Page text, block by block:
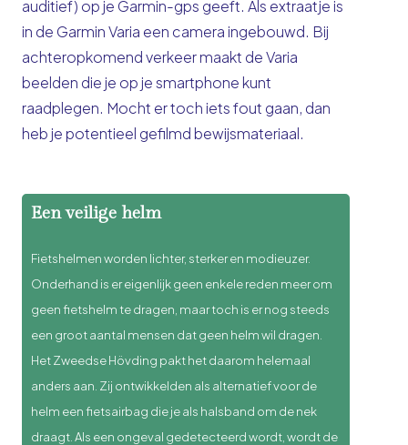
auditief) op je Garmin-gps geeft. Als extraatje is
in de Garmin Varia een camera ingebouwd. Bij
achteropkomend verkeer maakt de Varia
beelden die je op je smartphone kunt
raadplegen. Mocht er toch iets fout gaan, dan
heb je potentieel gefilmd bewijsmateriaal.
Een veilige helm
Fietshelmen worden lichter, sterker en modieuzer.
Onderhand is er eigenlijk geen enkele reden meer om
geen fietshelm te dragen, maar toch is er nog steeds
een groot aantal mensen dat geen helm wil dragen.
Het Zweedse Hövding pakt het daarom helemaal
anders aan. Zij ontwikkelden als alternatief voor de
helm een fietsairbag die je als halsband om de nek
draagt. Als een ongeval gedetecteerd wordt, wordt de